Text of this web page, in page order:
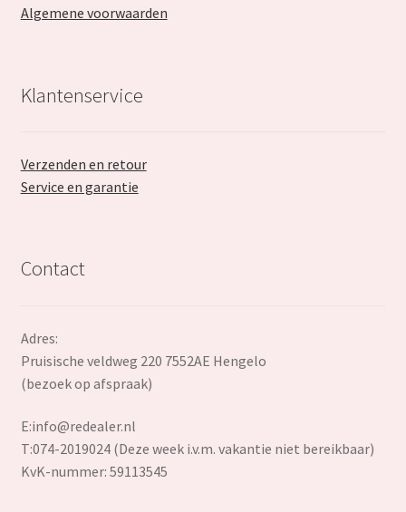
Algemene voorwaarden
Klantenservice
Verzenden en retour
Service en garantie
Contact
Adres:
Pruisische veldweg 220 7552AE Hengelo
(bezoek op afspraak)
E:info@redealer.nl
T:074-2019024 (Deze week i.v.m. vakantie niet bereikbaar)
KvK-nummer: 59113545